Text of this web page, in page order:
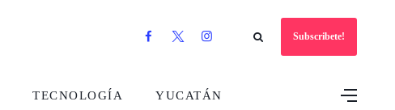
Subscribete!
TECNOLOGÍA YUCATÁN